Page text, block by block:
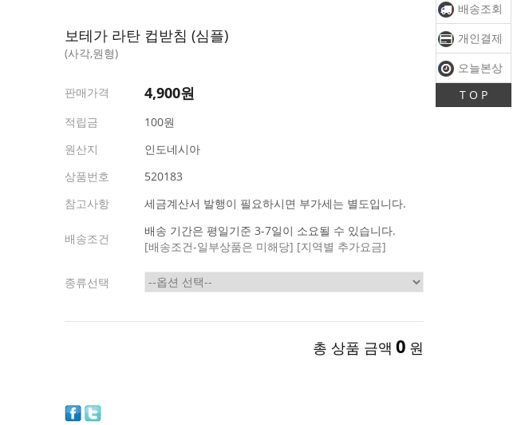
배송조회
개인결제
오늘본상
T O P
보테가 라탄 컵받침 (심플)
(사각,원형)
판매가격 4,900원
적립금
100원
원산지
인도네시아
상품번호
520183
참고사항
세금계산서 발행이 필요하시면 부가세는 별도입니다.
배송조건
배송 기간은 평일기준 3-7일이 소요될 수 있습니다.
[배송조건-일부상품은 미해당] [지역별 추가요금]
종류선택
총 상품 금액 0 원